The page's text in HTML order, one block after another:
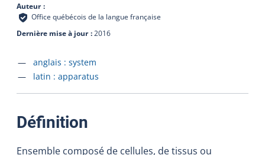
Auteur
Office québécois de la langue française
Dernière mise à jour 2016
Accéder à la fiche en
anglais : system
Accéder à la fiche en
latin : apparatus
Définition
Ensemble composé de cellules, de tissus ou